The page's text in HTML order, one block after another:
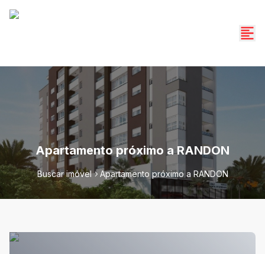
Apartamento próximo a RANDON
Buscar imóvel Apartamento próximo a RANDON